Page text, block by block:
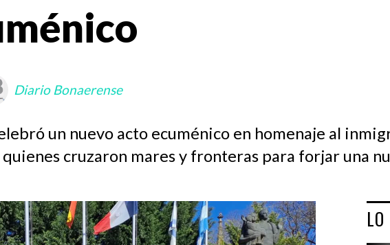
un nuevo acto ecuménico en homenaje al
cruzaron mares y fronteras para forjar una
Diario Bonaerense